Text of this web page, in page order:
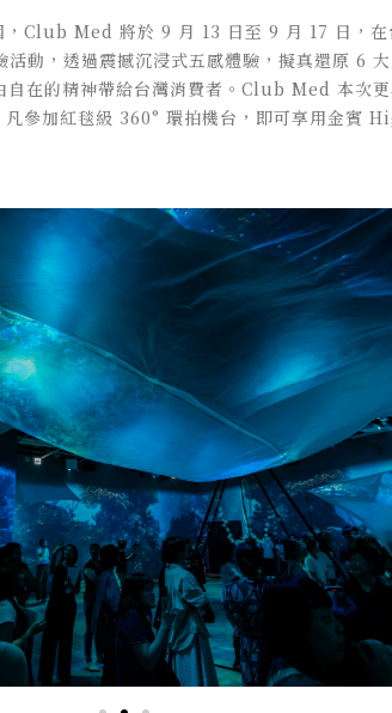
，Club Med 將於 9 月 13 日至 9 月 17 日，
，透過震撼沉浸式五感體驗，擬真還原 6 大
的精神帶給台灣消費者。Club Med 本次
凡參加紅毯級 360° 環拍機台，即可享用金賓